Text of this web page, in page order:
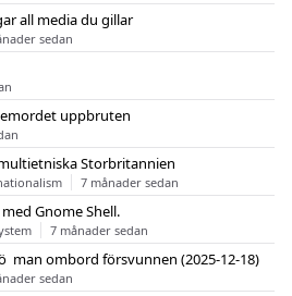
all media du gillar
sedan
uppbruten
Storbritannien
7 månader sedan
Gnome Shell.
7 månader sedan
man ombord försvunnen (2025-12-18)
sedan